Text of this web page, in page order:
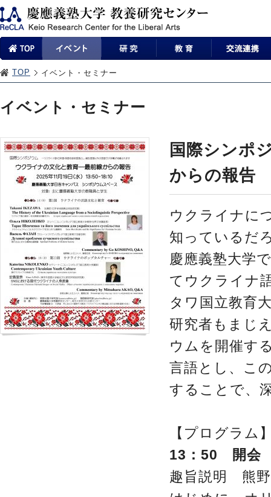
TOP イベント・セミナー
イベント・セミナー
国際シンポ
からの報
ウクライナに
知っているだ
慶應義塾大学
てウクライナ
タワ国立教育
研究者もまじ
ウムを開催す
言語とし、こ
することで、
【プログラム
13：50 開会
趣旨説明 熊野